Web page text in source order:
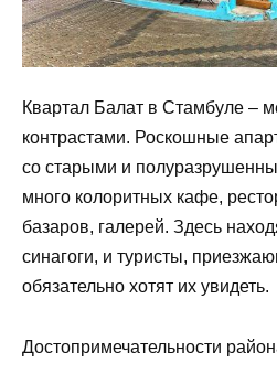
Квартал Балат в Стамбуле –
контрастами. Роскошные
со старыми и
много колоритных кафе,
базаров, галерей. Здесь
синагоги, и туристы,
обязательно хотят их увидеть.
Достопримечательности